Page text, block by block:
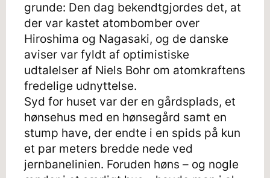
grunde: Den dag bekendtgjordes det, at
der var kastet atombomber over
Hiroshima og Nagasaki, og de danske
aviser var fyldt af optimistiske
udtalelser af Niels Bohr om atomkraftens
fredelige udnyttelse.
Syd for huset var der en gårdsplads, et
hønsehus med en hønsegård samt en
stump have, der endte i en spids på kun
et par meters bredde nede ved
jernbanelinien. Foruden høns – og nogle